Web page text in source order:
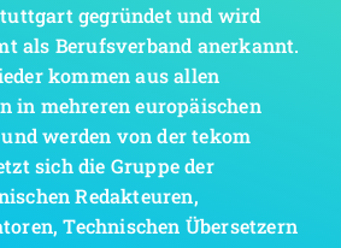
gegründet und wird
als Berufsverband anerkannt.
kommen aus allen
in mehreren europäischen
werden von der tekom
sich die Gruppe der
Redakteuren,
Technischen Übersetzern